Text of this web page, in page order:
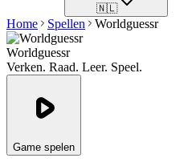
🇳🇱
Home Spellen Worldguessr
Worldguessr
Verken. Raad. Leer. Speel.
Game spelen